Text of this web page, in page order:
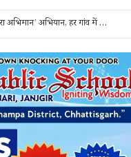
मुख्यमंत्री विष्णुदेव साय ने शुरू किया ‘मेरी बेटी–मेरा अभिमान’ अभियान, हर गांव में मुक्तिधाम और हर स्कूल में बालिका शौचालय